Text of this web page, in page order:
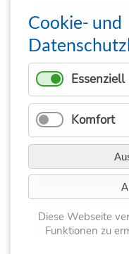
Cookie- und
Essenziell
Komfort
Diese Webseite
Funktionen zu